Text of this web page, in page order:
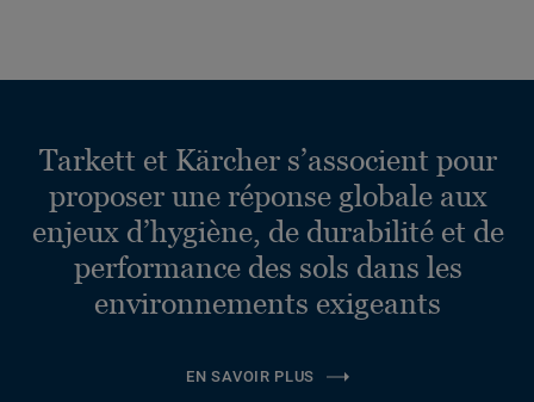
Tarkett et Kärcher s’associent pour
proposer une réponse globale aux
enjeux d’hygiène, de durabilité et de
performance des sols dans les
environnements exigeants
EN SAVOIR PLUS